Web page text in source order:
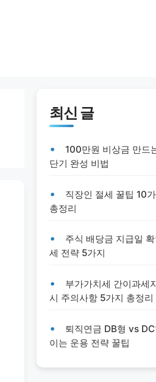
최신 글
100만원 비상금 만드
단기 완성 비법
직장인 절세 꿀팁 10
총정리
주식 배당금 지급일
세 전략 5가지
부가가치세 간이과세
시 주의사항 5가지 총정리
퇴직연금 DB형 vs
이는 운용 전략 꿀팁